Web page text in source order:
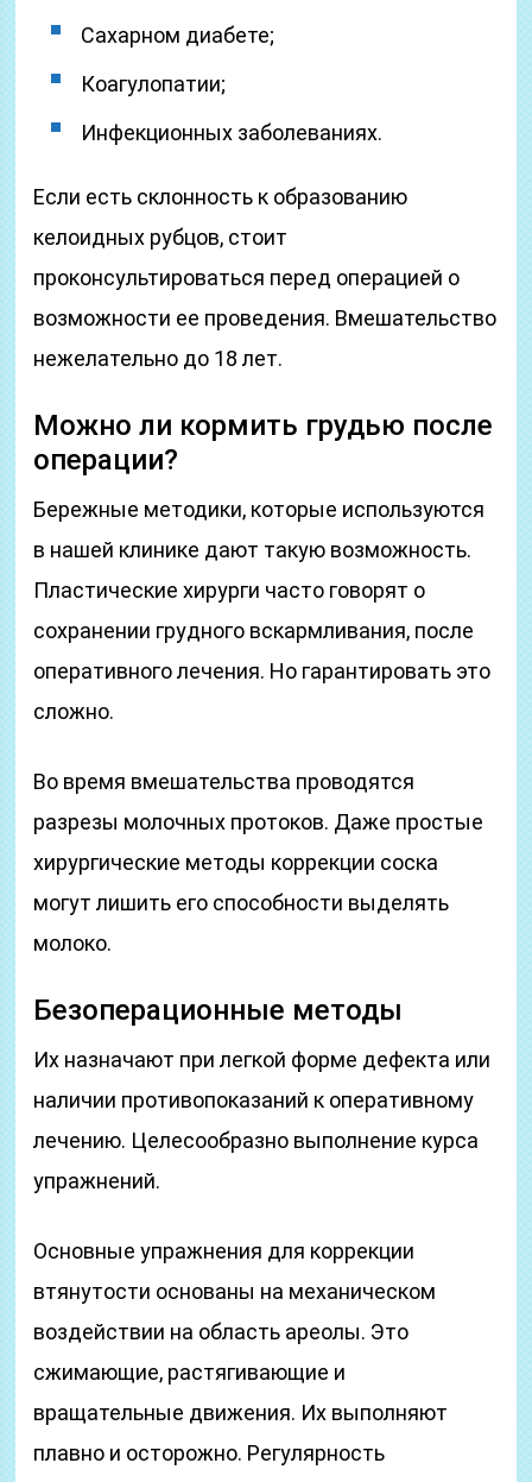
Сахарном диабете;
Коагулопатии;
Инфекционных заболеваниях.
Если есть склонность к образованию
келоидных рубцов, стоит
проконсультироваться перед операцией о
возможности ее проведения. Вмешательство
нежелательно до 18 лет.
Можно ли кормить грудью после
операции?
Бережные методики, которые используются
в нашей клинике дают такую возможность.
Пластические хирурги часто говорят о
сохранении грудного вскармливания, после
оперативного лечения. Но гарантировать это
сложно.
Во время вмешательства проводятся
разрезы молочных протоков. Даже простые
хирургические методы коррекции соска
могут лишить его способности выделять
молоко.
Безоперационные методы
Их назначают при легкой форме дефекта или
наличии противопоказаний к оперативному
лечению. Целесообразно выполнение курса
упражнений.
Основные упражнения для коррекции
втянутости основаны на механическом
воздействии на область ареолы. Это
сжимающие, растягивающие и
вращательные движения. Их выполняют
плавно и осторожно. Регулярность